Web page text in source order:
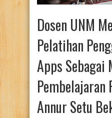
Dosen UNM
Pelatihan
Apps Sebagai
Pembelajaran
Annur Setu